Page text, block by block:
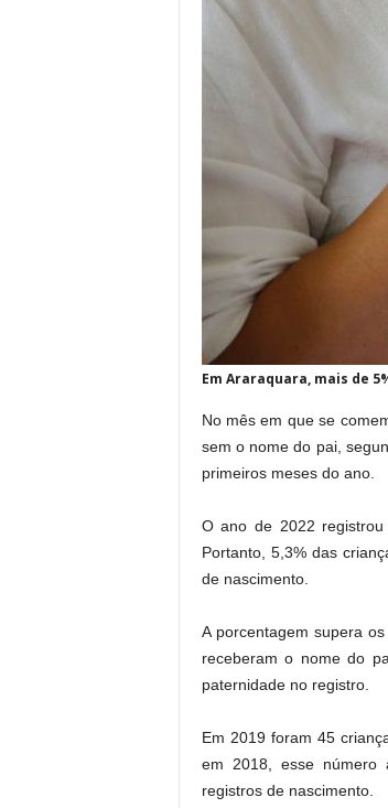
Em Araraquara, mais de
No mês em que se
sem o nome do pai,
primeiros meses do ano.
O ano de 2022
Portanto, 5,3% das
de nascimento.
A porcentagem supera
receberam o nome do
paternidade no registro.
Em 2019 foram 45
em 2018, esse número
registros de nascimento.